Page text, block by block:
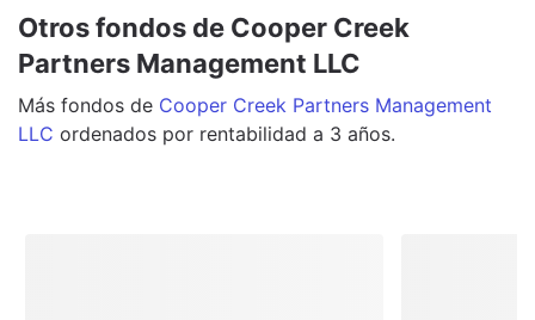
Otros fondos de Cooper Creek
Partners Management LLC
Más fondos de Cooper Creek Partners Management
LLC ordenados por rentabilidad a 3 años.